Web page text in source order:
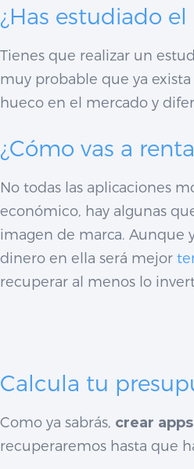
¿Has estudiado
Tienes que realizar un
muy probable que ya
hueco en el mercado y
¿Cómo vas a
No todas las aplicaciones
económico, hay algunas
imagen de marca. Aunque
dinero en ella será mejor
recuperar al menos lo
Calcula tu
Como ya sabrás, crear
recuperaremos hasta que